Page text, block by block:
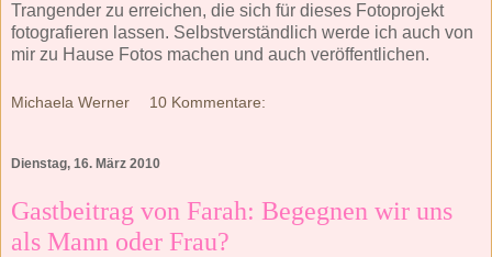
Trangender zu erreichen, die sich für dieses Fotoprojekt
fotografieren lassen. Selbstverständlich werde ich auch von
mir zu Hause Fotos machen und auch veröffentlichen.
Michaela Werner 10 Kommentare:
Dienstag, 16. März 2010
Gastbeitrag von Farah: Begegnen wir uns
als Mann oder Frau?